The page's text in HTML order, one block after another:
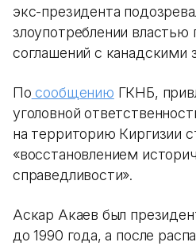
экс-президента
злоупотреблении властью
соглашений с канадскими
По сообщению ГКНБ,
уголовной
на территорию Киргизии
«восстановлением
справедливости».
Аскар Акаев был
до 1990 года, а после